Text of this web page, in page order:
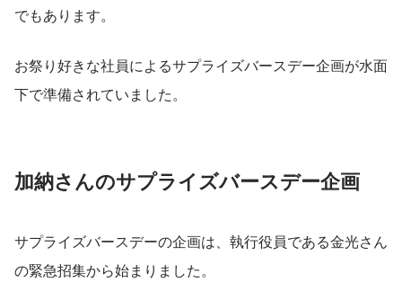
でもあります。
お祭り好きな社員によるサプライズバースデー企画が水面
下で準備されていました。
加納さんのサプライズバースデー企画
サプライズバースデーの企画は、執行役員である金光さん
の緊急招集から始まりました。